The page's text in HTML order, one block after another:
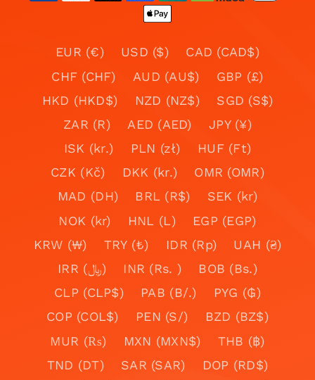
EUR (€) USD ($)
CAD (CAD$)
CHF (CHF)
AUD (AU$)
GBP (£)
HKD (HKD$)
NZD (NZ$)
SGD (S$)
ZAR (R)
AED (AED)
JPY (¥)
ISK (kr.)
PLN (zł)
HUF (Ft)
CZK (Kč)
DKK (kr.)
OMR (OMR)
MAD (DH)
BRL (R$)
SEK (kr)
NOK (kr)
HNL (L)
EGP (EGP)
KRW (₩)
TRY (₺) IDR (Rp)
UAH (₴)
IRR (﷼)
INR (Rs. )
BOB (Bs.)
CLP (CLP$)
PAB (B/.)
PYG (₲)
COP (COL$)
PEN (S/)
BZD (BZ$)
MUR (₨)
MXN (MXN$)
THB (฿)
TND (DT)
SAR (SAR)
DOP (RD$)